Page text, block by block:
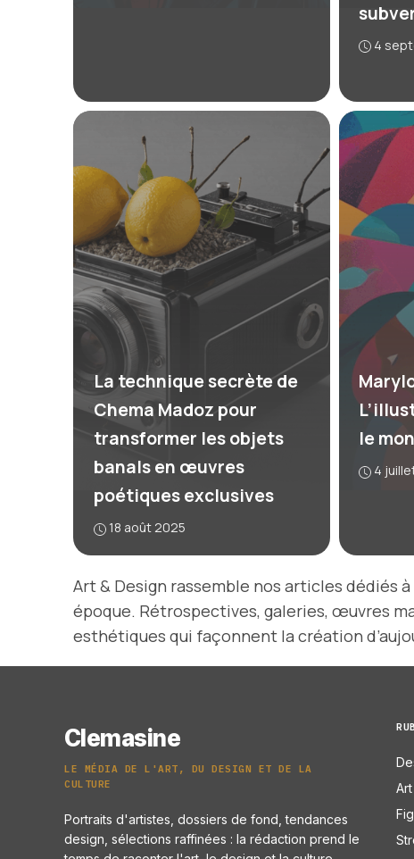
4
La technique secrète de
Chema Madoz pour
transformer les objets
banals en œuvres
poétiques exclusives
18 août 2025
le
4
Art & Design rassemble nos articles dédiés
époque. Rétrospectives, galeries, œuvres
esthétiques qui façonnent la création
Clemasine
LE MÉDIA DE L'ART, DU DESIGN ET DE LA
CULTURE
Portraits d'artistes, dossiers de fond, tendances
design, sélections raffinées : la rédaction prend le